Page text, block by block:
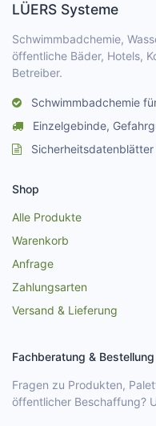
LÜERS Systeme
Schwimmbadchemie,
öffentliche Bäder, Hotels,
Betreiber.
Schwimmbadchemie
Einzelgebinde,
Shop
Alle Produkte
Warenkorb
Anfrage
Zahlungsarten
Versand & Lieferung
Fachberatung & Bestellung
Fragen zu Produkten,
öffentlicher Beschaffung?